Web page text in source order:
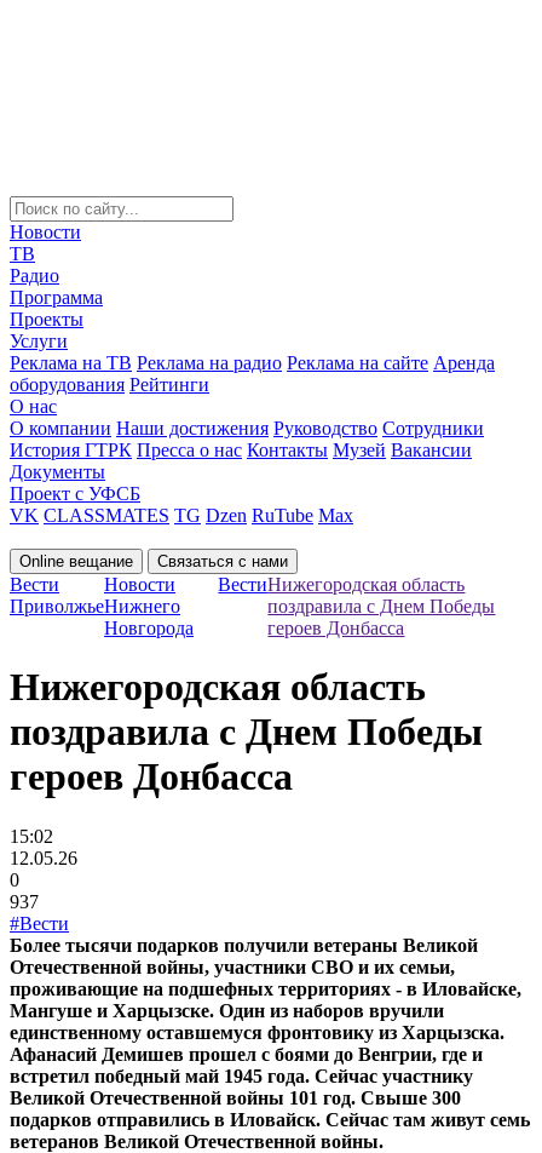
Новости
ТВ
Радио
Программа
Проекты
Услуги
Реклама на ТВ Реклама на радио Реклама на сайте Аренда
оборудования Рейтинги
О нас
О компании Наши достижения Руководство Сотрудники
История ГТРК Пресса о нас Контакты Музей Вакансии
Документы
Проект с УФСБ
VK CLASSMATES TG Dzen RuTube Max
Online вещание Связаться с нами
Вести
Приволжье
Новости
Нижнего
Новгорода
ВестиНижегородская область
поздравила с Днем Победы
героев Донбасса
Нижегородская область
поздравила с Днем Победы
героев Донбасса
15:02
12.05.26
0
937
#Вести
Более тысячи подарков получили ветераны Великой
Отечественной войны, участники СВО и их семьи,
проживающие на подшефных территориях - в Иловайске,
Мангуше и Харцызске. Один из наборов вручили
единственному оставшемуся фронтовику из Харцызска.
Афанасий Демишев прошел с боями до Венгрии, где и
встретил победный май 1945 года. Сейчас участнику
Великой Отечественной войны 101 год. Свыше 300
подарков отправились в Иловайск. Сейчас там живут семь
ветеранов Великой Отечественной войны.